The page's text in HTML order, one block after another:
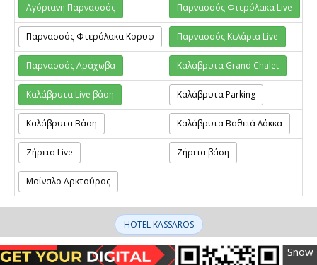
Αγόριανη Παρνασσός Παρνασσός Φτερόλακα Live
Παρνασσός Φτερόλακα Κορυφ Παρνασσός Κελάρια Live
Παρνασσός Αράχωβα Καλάβρυτα Grand Chalet
Καλάβρυτα Live βάση Καλάβρυτα Parking
Καλάβρυτα Βάση Καλάβρυτα Βαθειά Λάκκα
Ζήρεια Live Ζήρεια βάση
Μαίναλο Αρκτούρος
ΗOTEL KASSAROS
Snow